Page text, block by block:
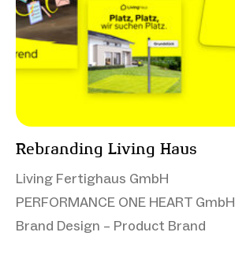
Rebranding Living Haus
Living Fertighaus GmbH
PERFORMANCE ONE HEART GmbH
Brand Design – Product Brand